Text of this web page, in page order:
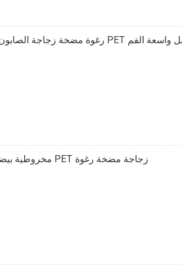
زجاجة مضخة رغوة PET مخروطية بيضاء 220 مل تلقي منتجات مخصصة